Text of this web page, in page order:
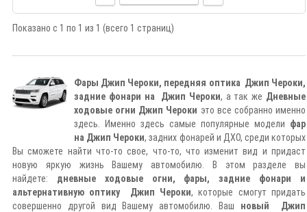
Показано с 1 по 1 из 1 (всего 1 страниц)
Фары Джип Чероки, передняя оптика Джип Чероки,
задние фонари на
Джип Чероки, а так же Дневные
ходовые огни Джип Чероки это все собранно именно
здесь. Именно здесь самые популярные модели фар
на Джип Чероки, задних фонарей и ДХО, среди которых
Вы сможете найти что-то свое, что-то, что изменит вид и придаст
новую яркую жизнь Вашему автомобилю. В этом разделе вы
найдете:
дневные ходовые огни, фары, задние фонари и
альтернативную оптику Джип Чероки, которые смогут придать
совершенно другой вид Вашему автомобилю. Ваш
новый Джип